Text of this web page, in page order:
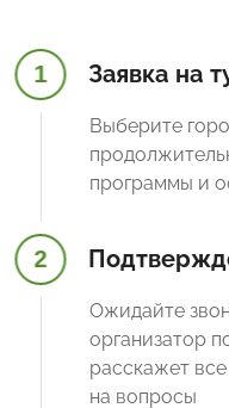
1 Заявка на
Выберите
программы и
2
Ожидайте
организатор
расскажет
на вопросы